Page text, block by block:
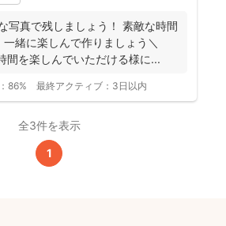
写真で残しましょう！ 素敵な時間
緒に楽しんで作りましょう＼
間を楽しんでいただける様に...
86% 最終アクティブ： 3日以内
全3件を表示
1